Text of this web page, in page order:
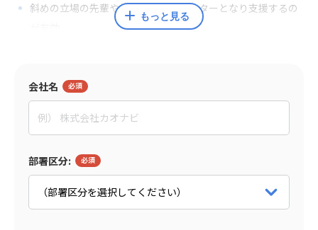
斜めの立場の先輩や転職経験者がメンターとなり支援するの
監修者
People Trees合同会社
Co-CEO
パートナー詳細をみる
もっと見る
会社名
部署区分: